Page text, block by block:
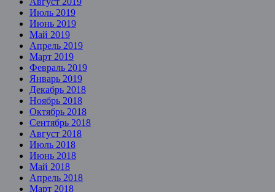
Июль 2019
Июнь 2019
Май 2019
Апрель 2019
Март 2019
Февраль 2019
Январь 2019
Декабрь 2018
Ноябрь 2018
Октябрь 2018
Сентябрь 2018
Август 2018
Июль 2018
Июнь 2018
Май 2018
Апрель 2018
Март 2018